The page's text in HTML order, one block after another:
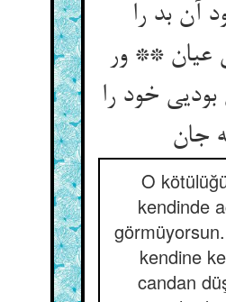
آن بد را
عیان ** ور
خود را
O
kendinde
kendine
candan